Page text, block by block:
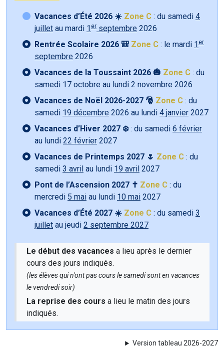
Vacances d’Été 2026 ☀️ Zone C : du samedi 4
juillet au mardi 1 er septembre 2026
Rentrée Scolaire 2026 🎒 Zone C : le mardi 1 er
septembre 2026
Vacances de la Toussaint 2026 🎃 Zone C : du
samedi 17 octobre au lundi 2 novembre 2026
Vacances de Noël 2026-2027 🎅 Zone C : du
samedi 19 décembre 2026 au lundi 4 janvier 2027
Vacances d’Hiver 2027 ❄️: du samedi 6 février
au lundi 22 février 2027
Vacances de Printemps 2027 🌷 Zone C : du
samedi 3 avril au lundi 19 avril 2027
Pont de l’Ascension 2027 ✝️ Zone C : du
mercredi 5 mai au lundi 10 mai 2027
Vacances d’Été 2027 ☀️ Zone C : du samedi 3
juillet au jeudi 2 septembre 2027
Le début des vacances a lieu après le dernier
cours des jours indiqués.
(les élèves qui n'ont pas cours le samedi sont en vacances
le vendredi soir)
La reprise des cours a lieu le matin des jours
indiqués.
Version tableau 2026-2027